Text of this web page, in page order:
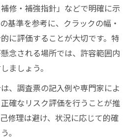
修・補強指針」などで明確に示
基準を参考に、クラックの幅・
に評価することが大切です。特
念される場所では、許容範囲内
ましょう。
、調査票の記入例や専門家によ
確なリスク評価を行うことが推
修理は避け、状況に応じて的確
。